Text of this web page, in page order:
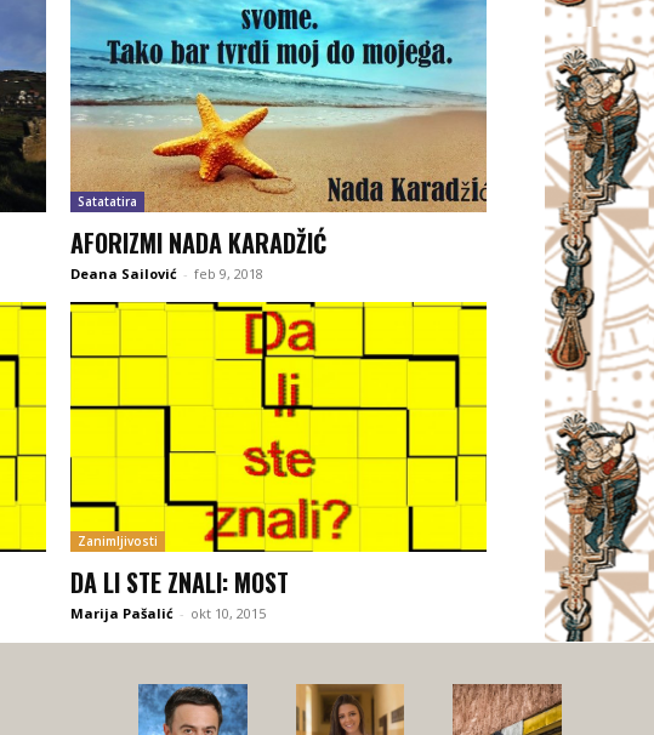
Satatatira
AFORIZMI NADA KARADŽIĆ
Deana Sailović - feb 9, 2018
Zanimljivosti
DA LI STE ZNALI: MOST
Marija Pašalić - okt 10, 2015